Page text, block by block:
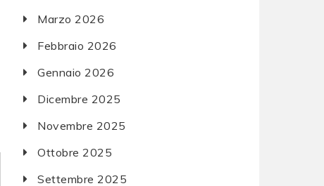
Marzo 2026
Febbraio 2026
Gennaio 2026
Dicembre 2025
Novembre 2025
Ottobre 2025
Settembre 2025